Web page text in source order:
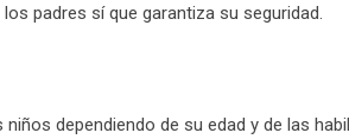
padres sí que garantiza su seguridad.
dependiendo de su edad y de las